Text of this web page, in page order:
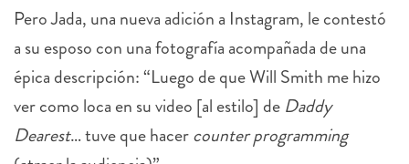
Pero Jada, una nueva adición a Instagram, le contestó
a su esposo con una fotografía acompañada de una
épica descripción: “Luego de que Will Smith me hizo
ver como loca en su video [al estilo] de Daddy
Dearest… tuve que hacercounter programming